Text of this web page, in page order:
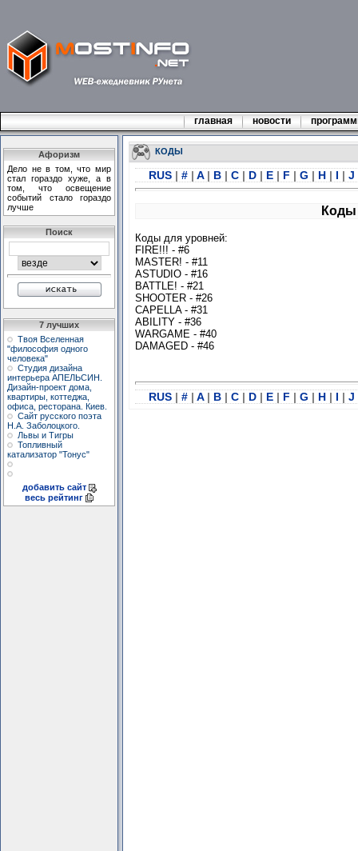
главная новости
Афоризм
Дело не в том, что мир
стал гораздо хуже, а в
том, что освещение
событий стало гораздо
лучше
Поиск
7 лучших
Твоя Вселенная
"философия одного
человека"
Студия дизайна
интерьера АПЕЛЬСИН.
Дизайн-проект дома,
квартиры, коттеджа,
офиса, ресторана. Киев.
Сайт русского поэта
Н.А. Заболоцкого.
Львы и Тигры
Топливный
катализатор "Тонус"
добавить сайт
весь рейтинг
КОДЫ
RUS | # | A | B | C | D | E | F | G | H | I | J
Коды
Коды для уровней:
FIRE!!! - #6
MASTER! - #11
ASTUDIO - #16
BATTLE! - #21
SHOOTER - #26
CAPELLA - #31
ABILITY - #36
WARGAME - #40
DAMAGED - #46
RUS | # | A | B | C | D | E | F | G | H | I | J